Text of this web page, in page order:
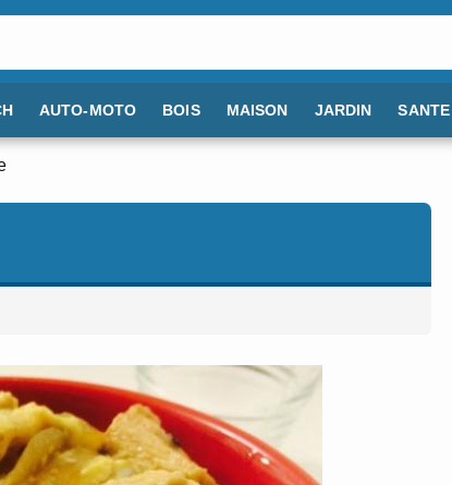
AUTO-MOTO BOIS MAISON JARDIN SANTE